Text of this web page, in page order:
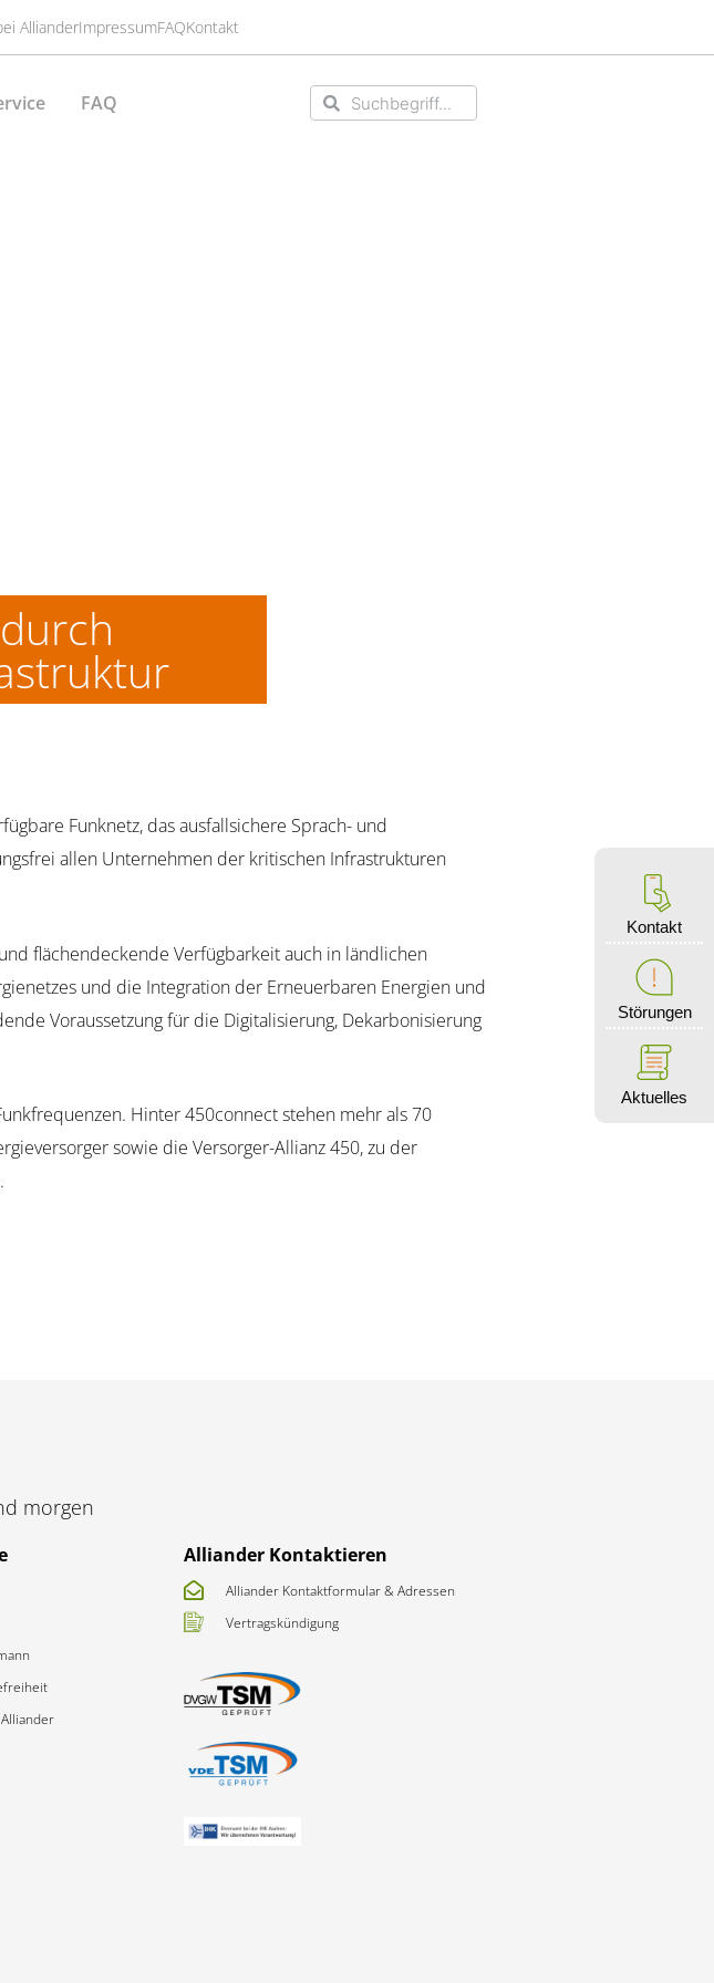
AllianderImpressumFAQKontakt
FAQ SucheSuche
Funknetz, das ausfallsichere Sprach- und
allen Unternehmen der kritischen Infrastrukturen
flächendeckende Verfügbarkeit auch in ländlichen
und die Integration der Erneuerbaren Energien und
Voraussetzung für die Digitalisierung, Dekarbonisierung
Hinter 450connect stehen mehr als 70
sowie die Versorger-Allianz 450, zu der
morgen
Alliander Kontaktieren
Alliander Kontaktformular & Adressen
Vertragskündigung
Kontakt
Störungen
Aktuelles